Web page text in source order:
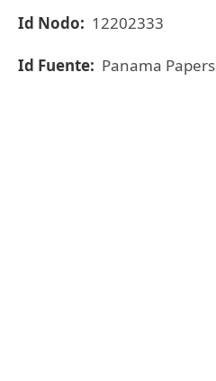
Id Nodo: 12202333
Id Fuente: Panama Papers